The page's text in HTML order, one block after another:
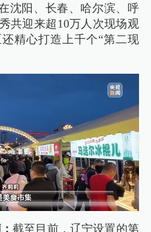
沈阳、长春、哈尔滨、呼
共迎来超10万人次现场观
精心打造上千个“第二现
截至目前，辽宁设置的第